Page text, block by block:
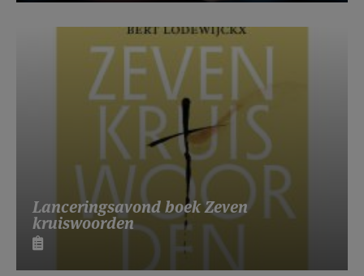
Lanceringsavond boek Zeven
kruiswoorden